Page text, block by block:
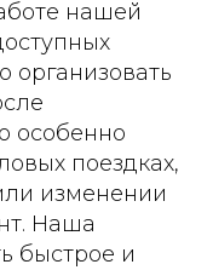
нашей
организовать
особенно
поездках,
изменении
Наша
быстрое и